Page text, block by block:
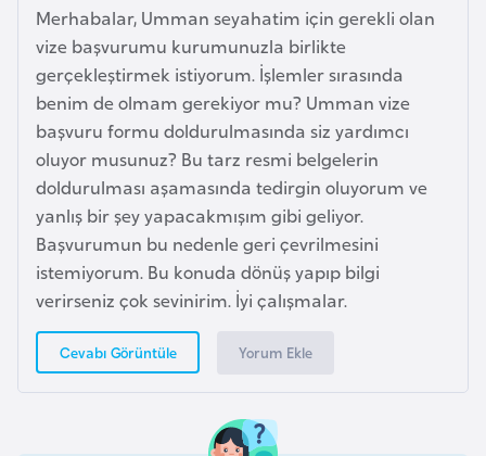
Merhabalar, Umman seyahatim için gerekli olan
vize başvurumu kurumunuzla birlikte
gerçekleştirmek istiyorum. İşlemler sırasında
benim de olmam gerekiyor mu? Umman vize
başvuru formu doldurulmasında siz yardımcı
oluyor musunuz? Bu tarz resmi belgelerin
doldurulması aşamasında tedirgin oluyorum ve
yanlış bir şey yapacakmışım gibi geliyor.
Başvurumun bu nedenle geri çevrilmesini
istemiyorum. Bu konuda dönüş yapıp bilgi
verirseniz çok sevinirim. İyi çalışmalar.
Cevabı Görüntüle Yorum Ekle
a
s
o
Ç
a
d
Ç
e
k
C
u
m